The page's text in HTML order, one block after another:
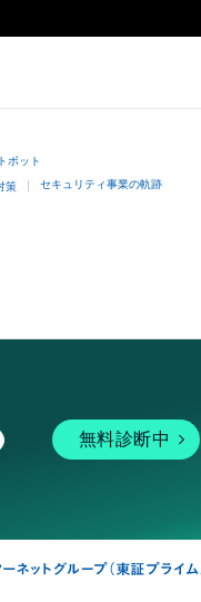
ボット
策 セキュリティ事業の軌跡
無料診断中